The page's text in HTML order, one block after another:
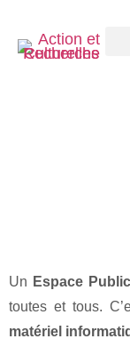
Un Espace
toutes et tous.
matériel